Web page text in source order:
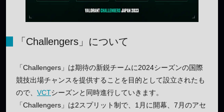
「Challengers」について
「Challengers」は期待の新鋭チームに2024シーズンの国際
競技出場チャンスを提供することを目的として設立されたも
ので、 VCTシーズンと同時進行していきます。
「Challengers」は2スプリット制で、1月に開幕、7月のアセ